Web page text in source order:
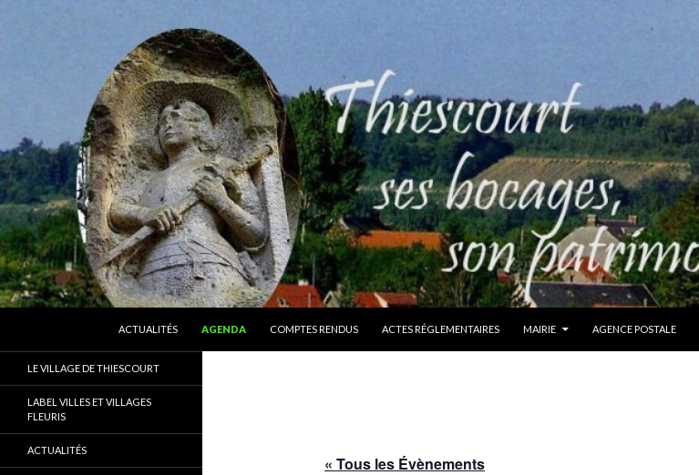
ACTUALITÉS
AGENDA COMPTES RENDUS ACTES RÉGLEMENTAIRES MAIRIE AGENCE POSTALE
« Tous les Évènements
Thiescourt (Oise)
LE VILLAGE DE THIESCOURT
LABEL VILLES ET VILLAGES
FLEURIS
ACTUALITÉS